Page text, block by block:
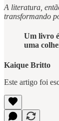
A literatura,
transformando
Um livro
uma
Kaique Britto
Este artigo foi